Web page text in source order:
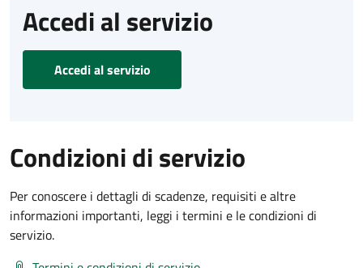
Accedi al servizio
Accedi al servizio
Condizioni di servizio
Per conoscere i dettagli di scadenze, requisiti e altre
informazioni importanti, leggi i termini e le condizioni di
servizio.